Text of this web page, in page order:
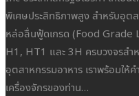
พิเศษประสิทธิภาพสูง สำหรับอุต
หล่อลื่นฟู้ดเกรด (Food Grade
H1, HT1 และ 3H ครบวงจรสำ
อุตสาหกรรมอาหาร เราพร้อมให้
เครื่องจักรของท่าน…